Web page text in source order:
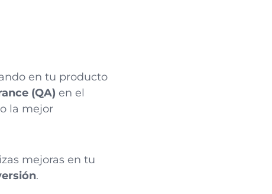
en tu producto
(QA) en el
la mejor
mejoras en tu
.